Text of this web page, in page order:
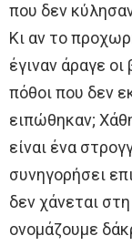
που δεν
Κι αν το
έγιναν άραγε
πόθοι που δεν
ειπώθηκαν;
είναι ένα
συνηγορήσει
δεν χάνεται
ονομάζουμε